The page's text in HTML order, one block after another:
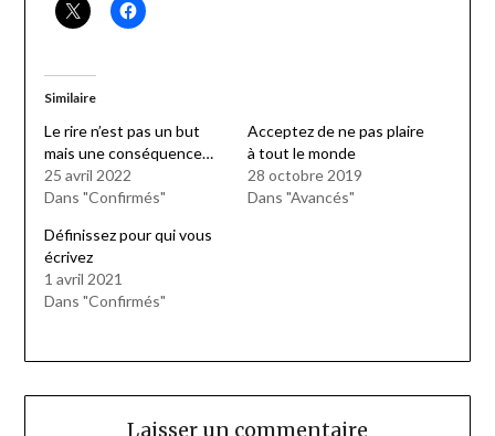
Similaire
Le rire n’est pas un but
mais une conséquence…
25 avril 2022
Dans "Confirmés"
Acceptez de ne pas plaire
à tout le monde
28 octobre 2019
Dans "Avancés"
Définissez pour qui vous
écrivez
1 avril 2021
Dans "Confirmés"
Laisser un commentaire